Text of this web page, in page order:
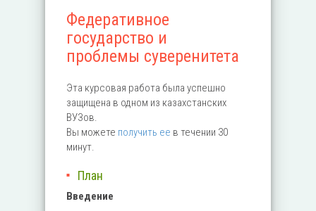
Федеративное
государство и
проблемы суверенитета
Эта курсовая работа была успешно
защищена в одном из казахстанских
ВУЗов.
Вы можете получить ее в течении 30
минут.
План
Введение